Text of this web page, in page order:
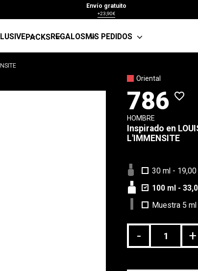
Envío gratuito
+23,90€
PACKSREGALOSMIS PEDIDOS
Oriental
786 favorite_border
HOMBRE
Inspirado en
L'IMMENSITE
30 ml - 19,00
100 ml -
Muestra 5 ml
- +